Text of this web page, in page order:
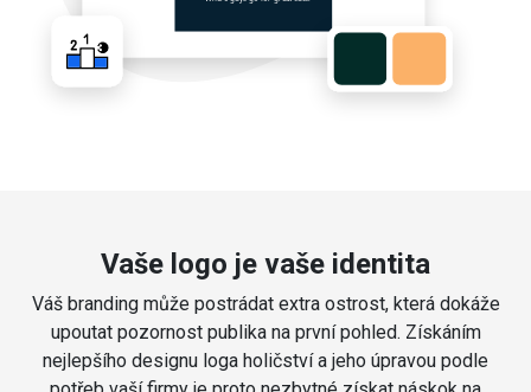
Vaše logo je vaše identita
Váš branding může postrádat extra ostrost, která dokáže
upoutat pozornost publika na první pohled. Získáním
nejlepšího designu loga holičství a jeho úpravou podle